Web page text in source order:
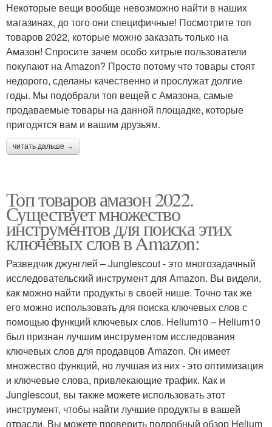
Некоторые вещи вообще невозможно найти в наших
магазинах, до того они специфичные! Посмотрите топ
товаров 2022, которые можно заказать только на
Амазон! Спросите зачем особо хитрые пользователи
покупают на Amazon? Просто потому что товары стоят
недорого, сделаны качественно и прослужат долгие
годы. Мы подобрали топ вещей с Амазона, самые
продаваемые товары на данной площадке, которые
пригодятся вам и вашим друзьям.
читать дальше →
Топ товаров амазон 2022.
Существует множество
инструментов для поиска этих
ключевых слов в Amazon:
Разведчик джунглей – Junglescout - это многозадачный
исследовательский инструмент для Amazon. Вы видели,
как можно найти продукты в своей нише. Точно так же
его можно использовать для поиска ключевых слов с
помощью функций ключевых слов. Helium10 – Helium10
был признан лучшим инструментом исследования
ключевых слов для продавцов Amazon. Он имеет
множество функций, но лучшая из них - это оптимизация
и ключевые слова, привлекающие трафик. Как и
Junglescout, вы также можете использовать этот
инструмент, чтобы найти лучшие продукты в вашей
отрасли. Вы можете проверить подробный обзор Helium